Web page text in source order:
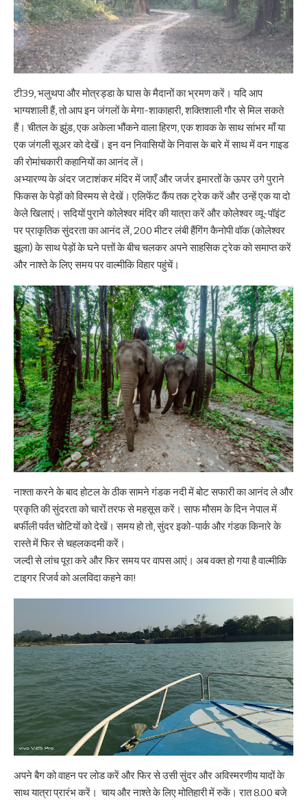
टी39, भलुथपा और मोत्रड्डा के घास के मैदानों का भ्रमण करें। यदि आप
भाग्यशाली हैं, तो आप इन जंगलों के मेगा-शाकाहारी, शक्तिशाली गौर से मिल सकते
हैं। चीतल के झुंड, एक अकेला भौंकने वाला हिरण, एक शावक के साथ सांभर माँ या
एक जंगली सूअर को देखें। इन वन निवासियों के निवास के बारे में साथ में वन गाइड
की रोमांचकारी कहानियों का आनंद लें।
अभ्यारण्य के अंदर जटाशंकर मंदिर में जाएँ और जर्जर इमारतों के ऊपर उगे पुराने
फिकस के पेड़ों को विस्मय से देखें। एलिफेंट कैंप तक ट्रेक करें और उन्हें एक या दो
केले खिलाएं। सदियों पुराने कोलेश्वर मंदिर की यात्रा करें और कोलेश्वर व्यू-पॉइंट
पर प्राकृतिक सुंदरता का आनंद लें, 200 मीटर लंबी हैंगिंग कैनोपी वॉक (कोलेश्वर
झूला) के साथ पेड़ों के घने पत्तों के बीच चलकर अपने साहसिक ट्रेक को समाप्त करें
और नाश्ते के लिए समय पर वाल्मीकि विहार पहुंचें।
नाश्ता करने के बाद होटल के ठीक सामने गंडक नदी में बोट सफारी का आनंद ले और
प्रकृति की सुंदरता को चारों तरफ से महसूस करें। साफ मौसम के दिन नेपाल में
बर्फीली पर्वत चोटियों को देखें। समय हो तो, सुंदर इको-पार्क और गंडक किनारे के
रास्ते में फिर से चहलकदमी करें।
जल्दी से लांच पूरा करे और फिर समय पर वापस आएं। अब वक्त हो गया है वाल्मीकि
टाइगर रिजर्व को अलविदा कहने का!
अपने बैग को वाहन पर लोड करें और फिर से उसी सुंदर और अविस्मरणीय यादों के
साथ यात्रा प्रारंभ करें। चाय और नाश्ते के लिएमोतिहारीमें रुकें। रात 8.00 बजे